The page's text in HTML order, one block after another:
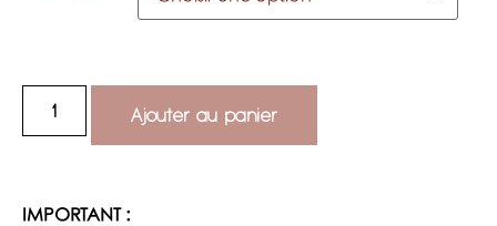
Ajouter au panier
IMPORTANT :